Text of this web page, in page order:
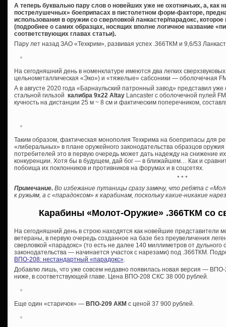
А теперь буквально пару слов о новейших уже не охотничьих, а, как
пострелушечных» боеприпасах в пистолетном форм-факторе,
использования в оружии со сверловкой ланкастер/парадокс,
(подробнее о самих образцах, носящих вполне логичное название
соответствующих главах статьи).
Пару лет назад ЗАО «Техкрим», развивая успех .366ТКМ и 9,6/53
На сегодняшний день в номенклатуре имеются два легких
цельнометаллическая «Эко») и «тяжелые» сабсоники — оболочечная
А в августе 2020 года «Барнаульский патронный завод» представил
стальной гильзой калибра 9х22 Altay Lancaster с оболочечной пулей
кучность на дистанции 25 м ~ 8 см и фактическим поперечником,
Таким образом, фактическая монополия Техкрима на боеприпасы для
«либеральных» в плане оружейного законодательства образцов
потребителей это в первую очередь может дать надежду на снижение
конкуренции. Хотя бы в будущем, дай бог — в ближайшем… Как и
побоища их поклонников и противников на форумах и в соцсетях.
* * *
Примечание. Во избежание путаницы сразу замечу, что ребята с
к ружьям, а с «парадоксом» к карабинам, поскольку какие-никакие
Карабины «Молот-Оружие» .366ТКМ со
На сегодняшний день в строю находятся как новейшие представители
ветераны, в первую очередь созданное на базе без преувеличения
сверловкой «парадокс» (то есть не далее 140 миллиметров от
законодательства — начинается участок с нарезами) под .366ТКМ.
ВПО-208: нестандартный «парадокс».
Добавлю лишь, что уже совсем недавно появилась новая версия —
ниже, в соответствующей главе. Цена ВПО-208 СКС 38 000 рублей.
Еще один «старичок» — ВПО-209 АКМ с ценой 37 900 рублей.